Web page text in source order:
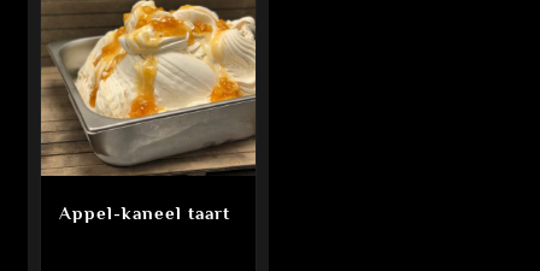
Appel-kaneel taart